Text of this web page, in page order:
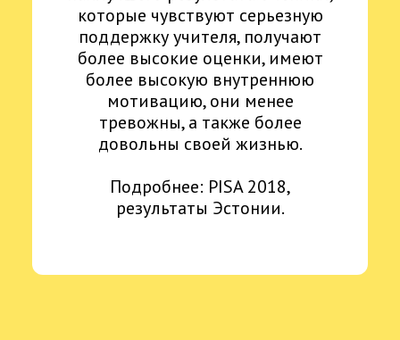
которые чувствуют серьезную
поддержку учителя, получают
более высокие оценки, имеют
более высокую внутреннюю
мотивацию, они менее
тревожны, а также более
довольны своей жизнью.
Подробнее: PISA 2018,
результаты Эстонии.